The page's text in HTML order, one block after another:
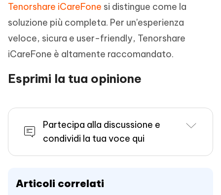
Tenorshare iCareFone si distingue come la
soluzione più completa. Per un'esperienza
veloce, sicura e user-friendly, Tenorshare
iCareFone è altamente raccomandato.
Esprimi la tua opinione
Partecipa alla discussione e
condividi la tua voce qui
Articoli correlati